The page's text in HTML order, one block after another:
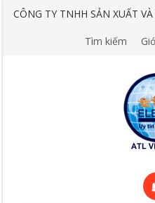
CÔNG TY TNHH SẢN XUẤT
Tìm kiếm